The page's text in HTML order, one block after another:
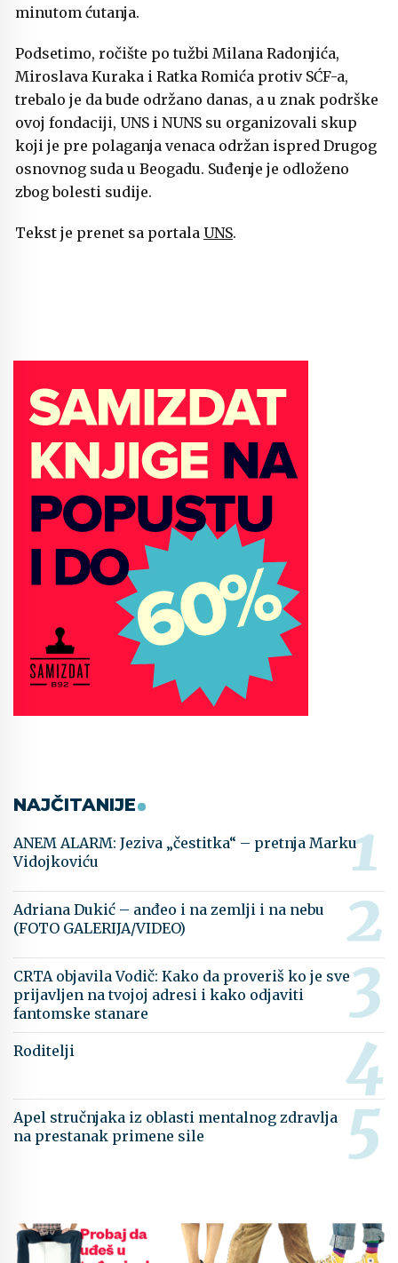
minutom ćutanja.
Podsetimo, ročište po tužbi Milana Radonjića,
Miroslava Kuraka i Ratka Romića protiv SĆF-a,
trebalo je da bude održano danas, a u znak podrške
ovoj fondaciji, UNS i NUNS su organizovali skup
koji je pre polaganja venaca održan ispred Drugog
osnovnog suda u Beogadu. Suđenje je odloženo
zbog bolesti sudije.
Tekst je prenet sa portala UNS.
NAJČITANIJE
ANEM ALARM: Jeziva „čestitka“ – pretnja Marku
Vidojkoviću
Adriana Dukić – anđeo i na zemlji i na nebu
(FOTO GALERIJA/VIDEO)
CRTA objavila Vodič: Kako da proveriš ko je sve
prijavljen na tvojoj adresi i kako odjaviti
fantomske stanare
Roditelji
Apel stručnjaka iz oblasti mentalnog zdravlja
na prestanak primene sile